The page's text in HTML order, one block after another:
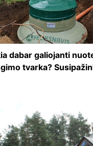
dabar galiojanti
tvarka?